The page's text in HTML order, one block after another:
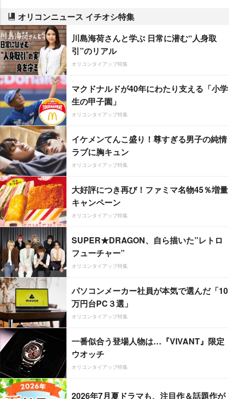
オリコンニュース イチオシ特集
川島海荷さんと学ぶ 日常に潜む“人身取
引”のリアル
オリコンタイアップ特集
マクドナルドが40年にわたり支える「小学
生の甲子園」
オリコンタイアップ特集
イケメンてんこ盛り！尊すぎる男子の純情
ラブに胸キュン
オリコンタイアップ特集
大好評につき再び！ファミマ名物45％増量
キャンペーン
オリコンタイアップ特集
SUPER★DRAGON、自ら描いた”レトロ
フューチャー”
オリコンタイアップ特集
パソコンメーカー社員が本気で選んだ「10
万円台PC３選」
オリコンタイアップ特集
一番似合う登場人物は…『VIVANT』限定
ウオッチ
オリコンタイアップ特集
2026年7月夏ドラマも、注目作＆話題作が